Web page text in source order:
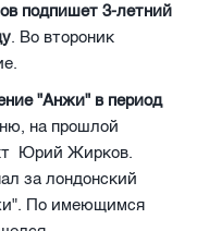
подпишет 3-летний
. Во второник
"Анжи" в период
на прошлой
Юрий Жирков.
за лондонский
По имеющимся